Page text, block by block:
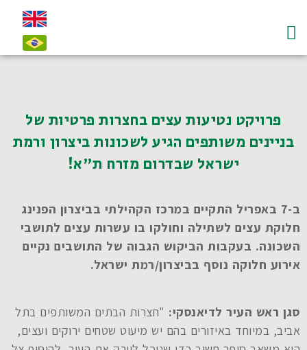
פרויקט נטיעות עצים בחצרות פרטיות של
בניינים משותפים הגיע לשכונות ביצרון ורמת
ישראל שבדרום מזרח ת"א!
ב-7 באפריל
התקיים במרכז הקהילתי בביצרון הפנינג
חלוקת עצים לשתילה וחולקו בו עשרות עצים לתושבי
השכונה. בעקבות הביקוש הגבוה של התושבים נקיים
אירוע חלוקה נוסף בביצרון/רמת ישראל.
סגן ראש העיר לדיאנסקי: "חצרות הבתים המשותפים בתל
אביב, במיוחד באיזורים בהם יש מיעוט שטחים ירוקים ועצים,